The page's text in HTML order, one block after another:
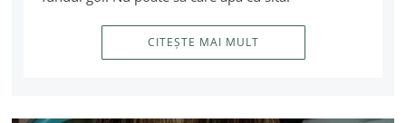
CITEȘTE MAI MULT